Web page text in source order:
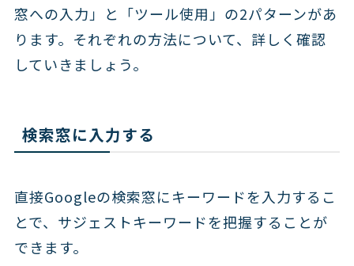
窓への入力」と「ツール使用」の2パターンがあ
ります。それぞれの方法について、詳しく確認
していきましょう。
検索窓に入力する
直接Googleの検索窓にキーワードを入力するこ
とで、サジェストキーワードを把握することが
できます。